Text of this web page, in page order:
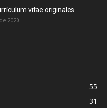
vitae originales
2020
55
31